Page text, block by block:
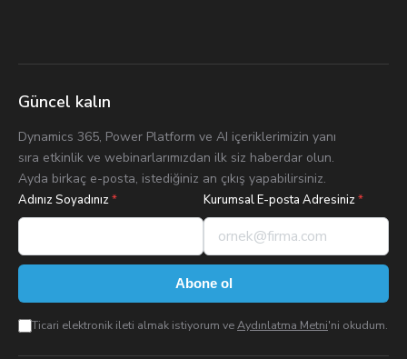
Güncel kalın
Dynamics 365, Power Platform ve AI içeriklerimizin yanı
sıra etkinlik ve webinarlarımızdan ilk siz haberdar olun.
Ayda birkaç e-posta, istediğiniz an çıkış yapabilirsiniz.
Adınız Soyadınız* Kurumsal E-posta Adresiniz*
Abone ol
Ticari elektronik ileti almak istiyorum veAydınlatma Metni'ni okudum.